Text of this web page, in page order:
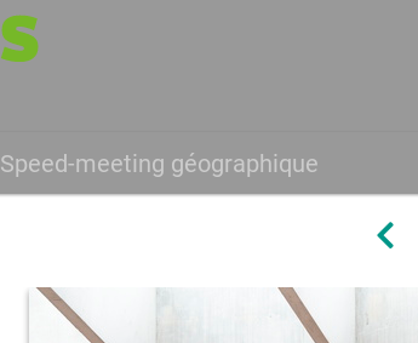
Speed-meeting géographique